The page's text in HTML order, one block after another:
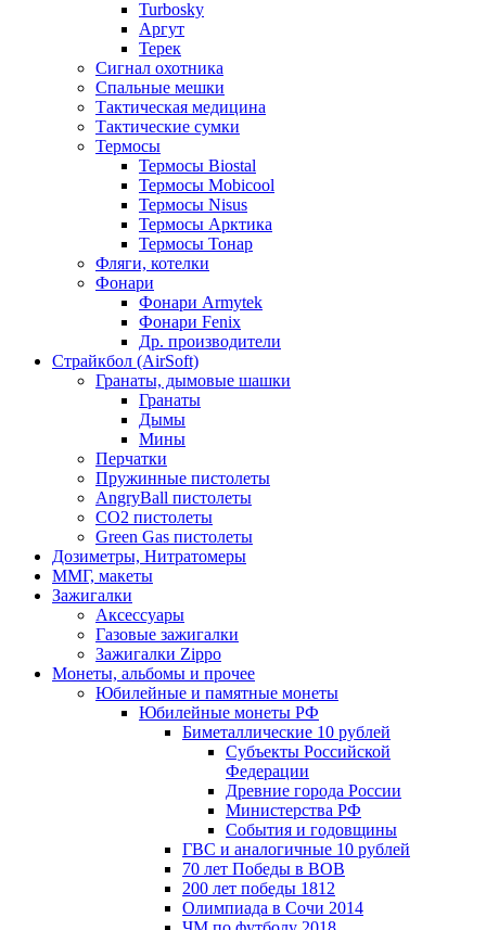
Turbosky
Аргут
Терек
Сигнал охотника
Спальные мешки
Тактическая медицина
Тактические сумки
Термосы
Термосы Biostal
Термосы Mobicool
Термосы Nisus
Термосы Арктика
Термосы Тонар
Фляги, котелки
Фонари
Фонари Armytek
Фонари Fenix
Др. производители
Страйкбол (AirSoft)
Гранаты, дымовые шашки
Гранаты
Дымы
Мины
Перчатки
Пружинные пистолеты
AngryBall пистолеты
CO2 пистолеты
Green Gas пистолеты
Дозиметры, Нитратомеры
ММГ, макеты
Зажигалки
Аксессуары
Газовые зажигалки
Зажигалки Zippo
Монеты, альбомы и прочее
Юбилейные и памятные монеты
Юбилейные монеты РФ
Биметаллические 10 рублей
Субъекты Российской
Федерации
Древние города России
Министерства РФ
События и годовщины
ГВС и аналогичные 10 рублей
70 лет Победы в ВОВ
200 лет победы 1812
Олимпиада в Сочи 2014